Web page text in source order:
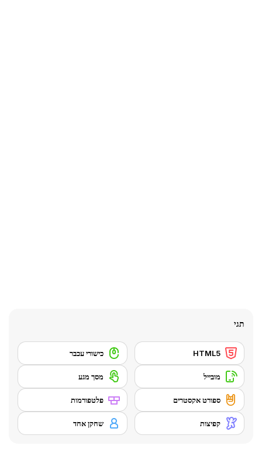
תגי
HTML5 כישורי עכבר
מובייל מסך מגע
ספורט אקסטרים פלטפורמות
קפיצות שחקן אחד